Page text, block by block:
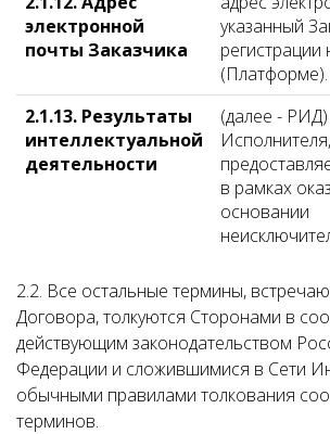
электронной
почты Заказчика
указанный
регистрации
(Платформе).
2.1.13. Результаты
интеллектуальной
деятельности
(далее - РИД)
Исполнителя,
в рамках
основании
2.2. Все остальные термины,
Договора, толкуются Сторонами в
действующим законодательством
Федерации и сложившимися в Сети
обычными правилами толкования
терминов.